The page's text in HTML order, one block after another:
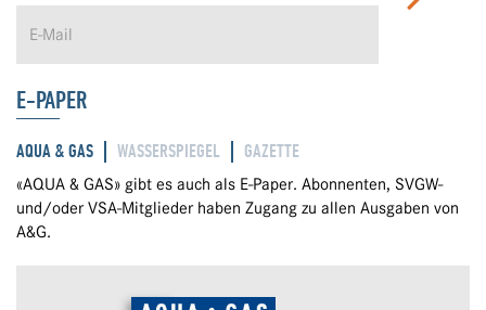
E-PAPER
AQUA & GAS WASSERSPIEGEL GAZETTE
«AQUA & GAS» gibt es auch als E-Paper. Abonnenten, SVGW-
und/oder VSA-Mitglieder haben Zugang zu allen Ausgaben von
A&G.